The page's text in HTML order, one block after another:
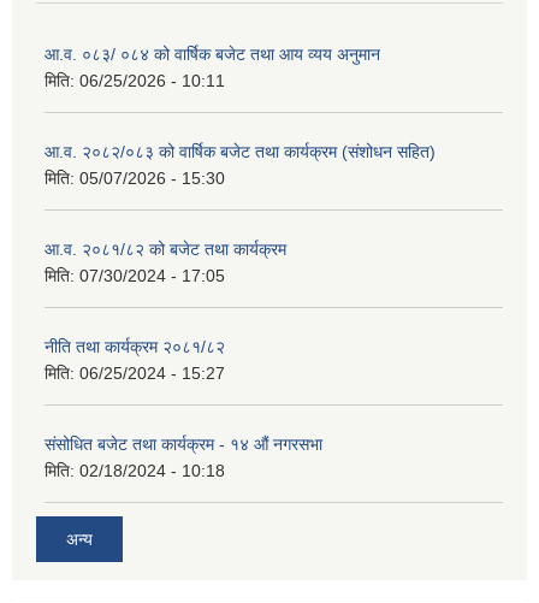
आ.व. ०८३/ ०८४ को वार्षिक बजेट तथा आय व्यय अनुमान
मिति: 06/25/2026 - 10:11
आ.व. २०८२/०८३ को वार्षिक बजेट तथा कार्यक्रम (संशोधन सहित)
मिति: 05/07/2026 - 15:30
आ.व. २०८१/८२ को बजेट तथा कार्यक्रम
मिति: 07/30/2024 - 17:05
नीति तथा कार्यक्रम २०८१/८२
मिति: 06/25/2024 - 15:27
संसोधित बजेट तथा कार्यक्रम - १४ औं नगरसभा
मिति: 02/18/2024 - 10:18
अन्य